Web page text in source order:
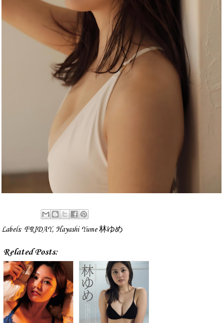
Labels: FRIDAY, Hayashi Yume 林ゆめ
Related Posts: